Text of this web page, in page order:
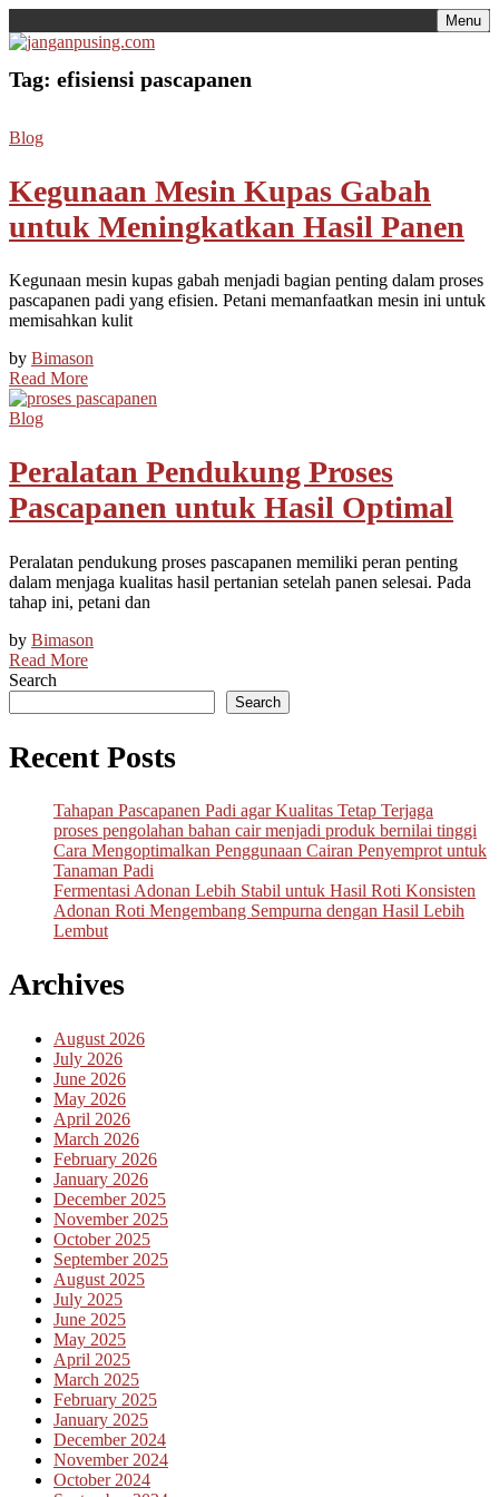
to
content
Menu
Tag: efisiensi pascapanen
Blog
Kegunaan Mesin Kupas Gabah
untuk Meningkatkan Hasil Panen
Kegunaan mesin kupas gabah menjadi bagian penting dalam proses
pascapanen padi yang efisien. Petani memanfaatkan mesin ini untuk
memisahkan kulit
by Bimason
Read More
Blog
Peralatan Pendukung Proses
Pascapanen untuk Hasil Optimal
Peralatan pendukung proses pascapanen memiliki peran penting
dalam menjaga kualitas hasil pertanian setelah panen selesai. Pada
tahap ini, petani dan
by Bimason
Read More
Search
Search
Recent Posts
Tahapan Pascapanen Padi agar Kualitas Tetap Terjaga
proses pengolahan bahan cair menjadi produk bernilai tinggi
Cara Mengoptimalkan Penggunaan Cairan Penyemprot untuk
Tanaman Padi
Fermentasi Adonan Lebih Stabil untuk Hasil Roti Konsisten
Adonan Roti Mengembang Sempurna dengan Hasil Lebih
Lembut
Archives
August 2026
July 2026
June 2026
May 2026
April 2026
March 2026
February 2026
January 2026
December 2025
November 2025
October 2025
September 2025
August 2025
July 2025
June 2025
May 2025
April 2025
March 2025
February 2025
January 2025
December 2024
November 2024
October 2024